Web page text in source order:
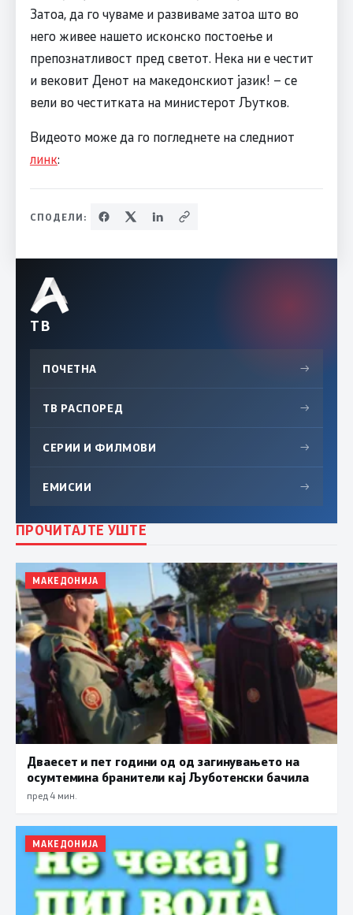
Затоа, да го чуваме и развиваме затоа што во
него живее нашето исконско постоење и
препознатливост пред светот. Нека ни е честит
и вековит Денот на македонскиот јазик! – се
вели во честитката на министерот Љутков.
Видеото може да го погледнете на следниот
линк:
СПОДЕЛИ:
ТВ
ПОЧЕТНА →
ТВ РАСПОРЕД →
СЕРИИ И ФИЛМОВИ →
ЕМИСИИ →
ПРОЧИТАЈТЕ УШТЕ
МАКЕДОНИЈА
Дваесет и пет години од од загинувањето на
осумтемина бранители кај Љуботенски бачила
пред 4 мин.
МАКЕДОНИЈА